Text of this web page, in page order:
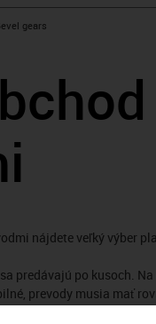
icon-arrow-right
gears
nájdete veľký výber
predávajú po kusoch.
prevody musia mať